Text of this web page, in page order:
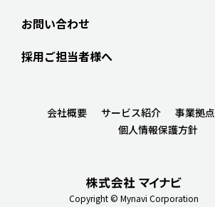
お問い合わせ
採用ご担当者様へ
Copyright © Mynavi Corporation
会社概要 サービス紹介 事業拠点
個人情報保護方針